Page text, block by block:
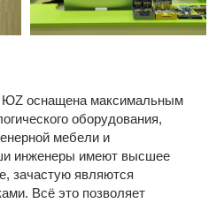
ЮZ оснащена максимальным
оборудования,
мебели и
инженеры имеют высшее
зачастую являются
Всё это позволяет